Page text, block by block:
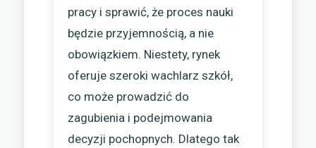
pracy i sprawić, że proces nauki
będzie przyjemnością, a nie
obowiązkiem. Niestety, rynek
oferuje szeroki wachlarz szkół,
co może prowadzić do
zagubienia i podejmowania
decyzji pochopnych. Dlatego tak